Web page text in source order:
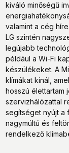
kiváló minőségű
valamint a cég
LG szintén
legújabb
például a Wi-Fi
készülékeket. A
klímákat kínál,
hosszú élettartam
szervizhálózattal
segítséget nyújt a
nagymúltú és
rendelkező